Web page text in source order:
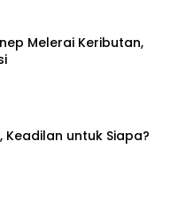
Melerai Keributan,
Keadilan untuk Siapa?